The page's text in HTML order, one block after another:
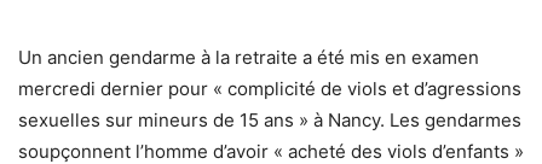
Un ancien gendarme à la retraite a été mis en examen
mercredi dernier pour « complicité de viols et d’agressions
sexuelles sur mineurs de 15 ans » à Nancy. Les gendarmes
soupçonnent l’homme d’avoir « acheté des viols d’enfants »